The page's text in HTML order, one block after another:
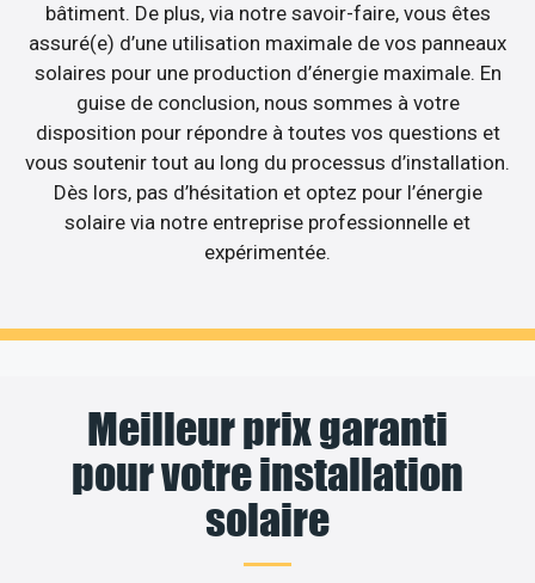
bâtiment. De plus, via notre savoir-faire, vous êtes
assuré(e) d’une utilisation maximale de vos panneaux
solaires pour une production d’énergie maximale. En
guise de conclusion, nous sommes à votre
disposition pour répondre à toutes vos questions et
vous soutenir tout au long du processus d’installation.
Dès lors, pas d’hésitation et optez pour l’énergie
solaire via notre entreprise professionnelle et
expérimentée.
Meilleur prix garanti
pour votre installation
solaire